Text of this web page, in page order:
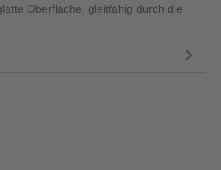
Oberfläche, gleitfähig durch die